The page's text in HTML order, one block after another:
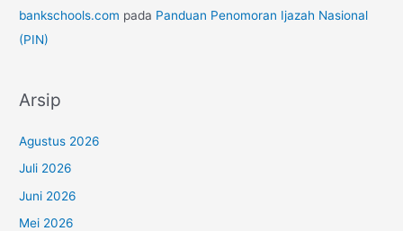
bankschools.com pada Panduan Penomoran Ijazah Nasional
(PIN)
Arsip
Agustus 2026
Juli 2026
Juni 2026
Mei 2026